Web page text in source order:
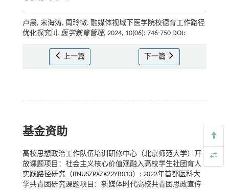
卢晨, 宋海涛, 周玲微. 融媒体视域下医学院校德育工作路径
优化探究[J]. 医学教育管理, 2024, 10(06): 746-750 DOI:
上一篇 下一篇
基金资助
高校思想政治工作队伍培训研修中心（北京师范大学）开
放课题项目：社会主义核心价值观融入高校学生社团育人
实践路径研究（BNUSZPXZX22YB013）; 2022年首都医科大
学共青团研究课题项目：新媒体时代高校共青团思政宣传